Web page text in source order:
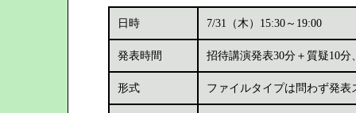
日時 7/31（木）15:30～19:00
発表時間 招待講演発表30分＋質疑10分
形式 ファイルタイプは問わず発